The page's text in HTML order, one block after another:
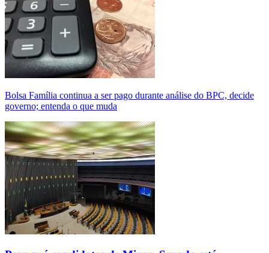
Bolsa Família continua a ser pago durante análise do BPC, decide
governo; entenda o que muda